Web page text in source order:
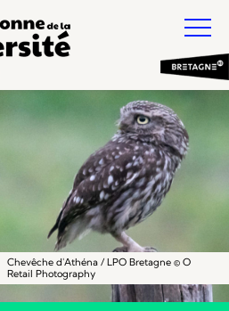
Chevêche d'Athéna / LPO Bretagne © O
Retail Photography